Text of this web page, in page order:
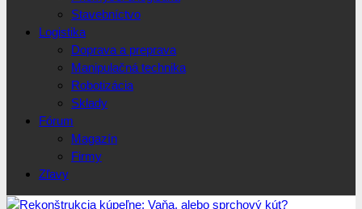
Stavebníctvo
Logistika
Doprava a preprava
Manipulačná technika
Robotizácia
Sklady
Fórum
Magazín
Firmy
Zľavy